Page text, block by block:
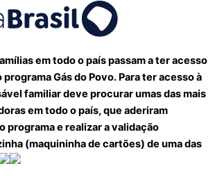
em todo o país passam a ter acesso
Gás do Povo. Para ter acesso à
familiar deve procurar umas das mais
em todo o país, que aderiram
programa e realizar a validação
(maquininha de cartões) de uma das